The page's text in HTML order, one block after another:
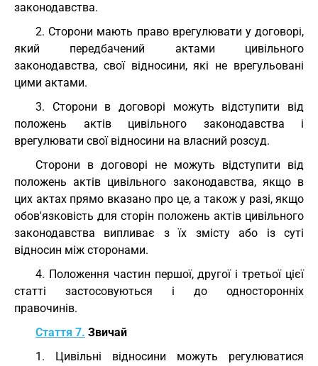
законодавства.
2. Сторони мають право врегулювати у договорі,
який передбачений актами цивільного
законодавства, свої відносини, які не врегульовані
цими актами.
3. Сторони в договорі можуть відступити від
положень актів цивільного законодавства і
врегулювати свої відносини на власний розсуд.
Сторони в договорі не можуть відступити від
положень актів цивільного законодавства, якщо в
цих актах прямо вказано про це, а також у разі, якщо
обов'язковість для сторін положень актів цивільного
законодавства випливає з їх змісту або із суті
відносин між сторонами.
4. Положення частин першої, другої і третьої цієї
статті застосовуються і до односторонніх
правочинів.
Стаття 7. Звичай
1. Цивільні відносини можуть регулюватися